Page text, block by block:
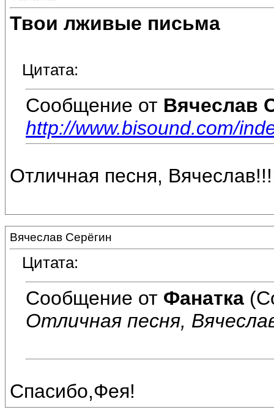
Твои лживые письма
Цитата:
Сообщение от Вячеслав
http://www.bisound.com/
Отличная песня,
Вячеслав Серёгин
Цитата:
Сообщение от Фанатка
Отличная песня,
Спасибо,Фея!